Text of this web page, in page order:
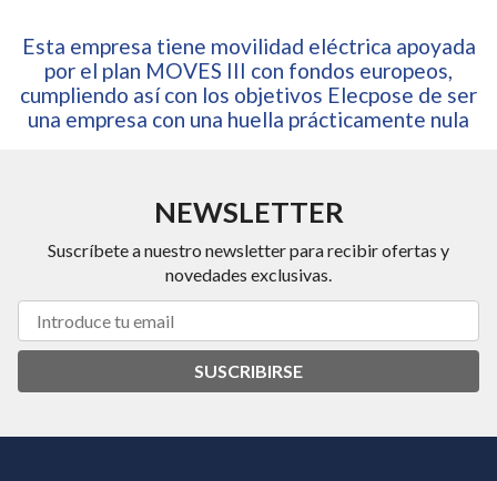
Esta empresa tiene movilidad eléctrica apoyada
por el plan MOVES III con fondos europeos,
cumpliendo así con los objetivos Elecpose de ser
una empresa con una huella prácticamente nula
NEWSLETTER
Suscríbete a nuestro newsletter para recibir ofertas y
novedades exclusivas.
SUSCRIBIRSE